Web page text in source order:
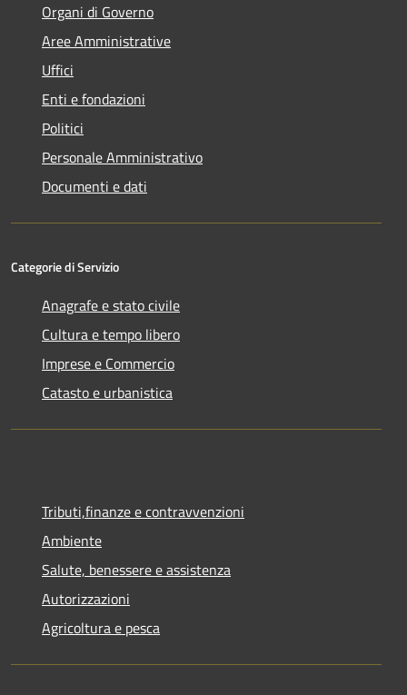
Organi di Governo
Aree Amministrative
Uffici
Enti e fondazioni
Politici
Personale Amministrativo
Documenti e dati
Categorie di Servizio
Anagrafe e stato civile
Cultura e tempo libero
Imprese e Commercio
Catasto e urbanistica
Tributi,finanze e contravvenzioni
Ambiente
Salute, benessere e assistenza
Autorizzazioni
Agricoltura e pesca